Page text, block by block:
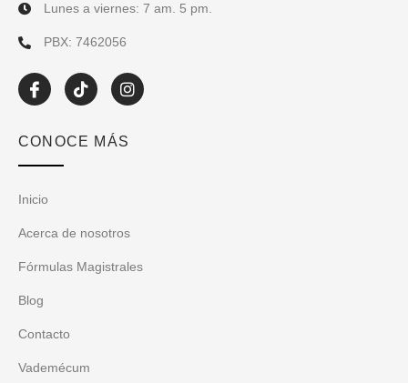
Lunes a viernes: 7 am. 5 pm.
PBX: 7462056
I
c
o
-
f
c
e
b
o
o
k
T
i
k
o
I
n
s
a
CONOCE MÁS
Inicio
Acerca de nosotros
Fórmulas Magistrales
Blog
Contacto
Vademécum